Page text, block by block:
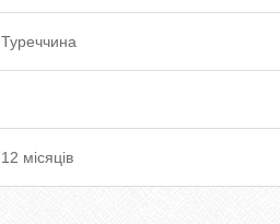
Туреччина
12 місяців